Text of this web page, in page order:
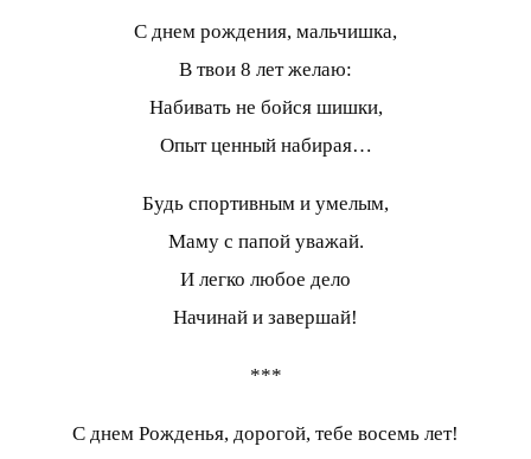
С днем рождения, мальчишка,
В твои 8 лет желаю:
Набивать не бойся шишки,
Опыт ценный набирая…
Будь спортивным и умелым,
Маму с папой уважай.
И легко любое дело
Начинай и завершай!
***
С днем Рожденья, дорогой, тебе восемь лет!